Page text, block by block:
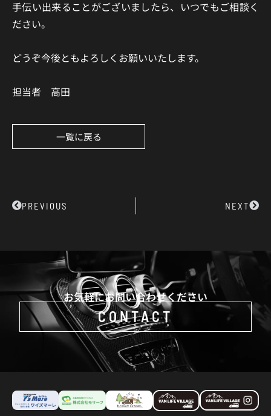
手伝い出来ることがございましたら、いつでもご相談く
ださい。
どうぞ今後ともよろしくお願いいたします。
担当者 高田
一覧に戻る
PrevPREVIOUS NEXTNext
お気軽にお問い合わせください
CONTACT